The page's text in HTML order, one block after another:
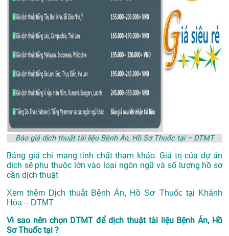
Báo giá dịch thuật tài liệu Bệnh Án, Hồ Sơ Thuốc tại – DTMT
Bảng giá chỉ mang tính chất tham khảo. Giá trị của dự án
dịch sẽ phụ thuộc lớn vào loại ngôn ngữ và số lượng hồ sơ
cần dịch thuật
Xem thêm Dịch thuật Bệnh Án, Hồ Sơ Thuốc tại Khánh
Hòa – DTMT
Vì sao nên chọn DTMT để dịch thuật tài liệu Bệnh Án, Hồ
Sơ Thuốc tại ?